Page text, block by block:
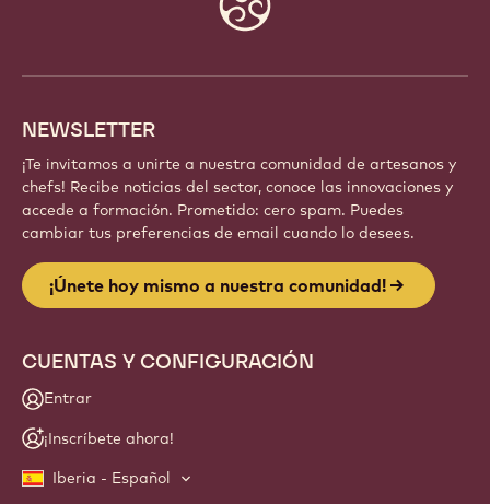
NEWSLETTER
¡Te invitamos a unirte a nuestra comunidad de artesanos y
chefs! Recibe noticias del sector, conoce las innovaciones y
accede a formación. Prometido: cero spam. Puedes
cambiar tus preferencias de email cuando lo desees.
¡Únete hoy mismo a nuestra comunidad!
CUENTAS Y CONFIGURACIÓN
Entrar
¡Inscríbete ahora!
Iberia - Español